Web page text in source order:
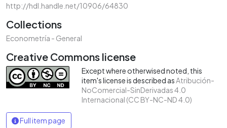
http://hdl.handle.net/10906/64830
Collections
Econometría - General
Creative Commons license
Except where otherwised noted, this
item's license is described asAtribución-
NoComercial-SinDerivadas 4.0
Internacional (CC BY-NC-ND 4.0)
Full item page